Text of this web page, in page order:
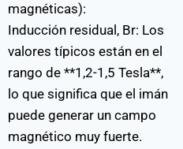
magnéticas):
Inducción residual, Br: Los
valores típicos están en el
rango de **1,2-1,5 Tesla**,
lo que significa que el imán
puede generar un campo
magnético muy fuerte.